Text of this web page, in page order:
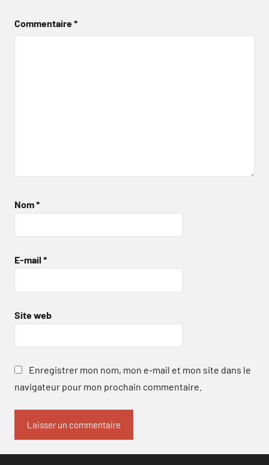
Commentaire*
Nom*
E-mail *
Site web
Enregistrer mon nom, mon e-mail et mon site dans le
navigateur pour mon prochain commentaire.